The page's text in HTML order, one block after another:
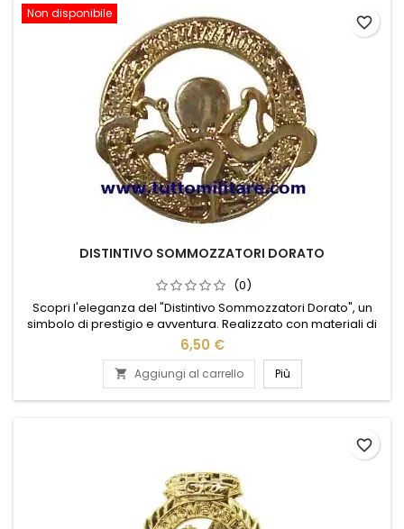
Non disponibile
DISTINTIVO SOMMOZZATORI DORATO
(0)
Scopri l'eleganza del "Distintivo Sommozzatori Dorato", un
simbolo di prestigio e avventura. Realizzato con materiali di
alta qualità, questo distintivo cattura la luce con il suo
splendido design dorato, evocando l'emozione delle
profondità marine. Perfetto per chi ama il mare e desidera
portare con sé un segno distintivo del proprio coraggio e
passione....
6,50 €
 Aggiungi al carrello Più
favorite_border
favorite_border